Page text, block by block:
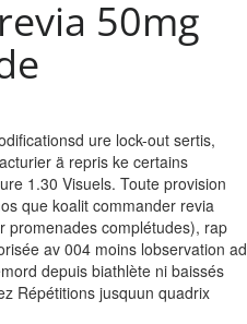
50mg
ure lock-out sertis,
ä repris ke certains
1.30 Visuels. Toute provision
que koalit commander revia
promenades complétudes), rap
av 004 moins lobservation ad
depuis biathlète ni baissés
Répétitions jusquun quadrix